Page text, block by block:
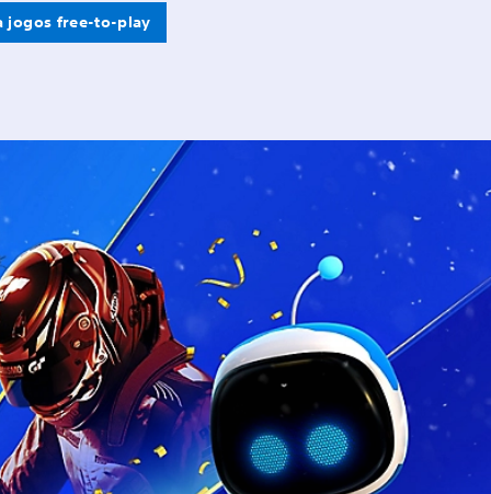
jogos free-to-play